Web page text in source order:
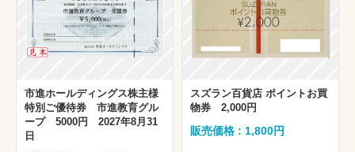
市進ホールディングス株主様
特別ご優待券 市進教育グル
ープ 5000円 2027年8月31
日
スズラン百貨店 ポイントお買
物券 2,000円
販売価格 : 1,800円